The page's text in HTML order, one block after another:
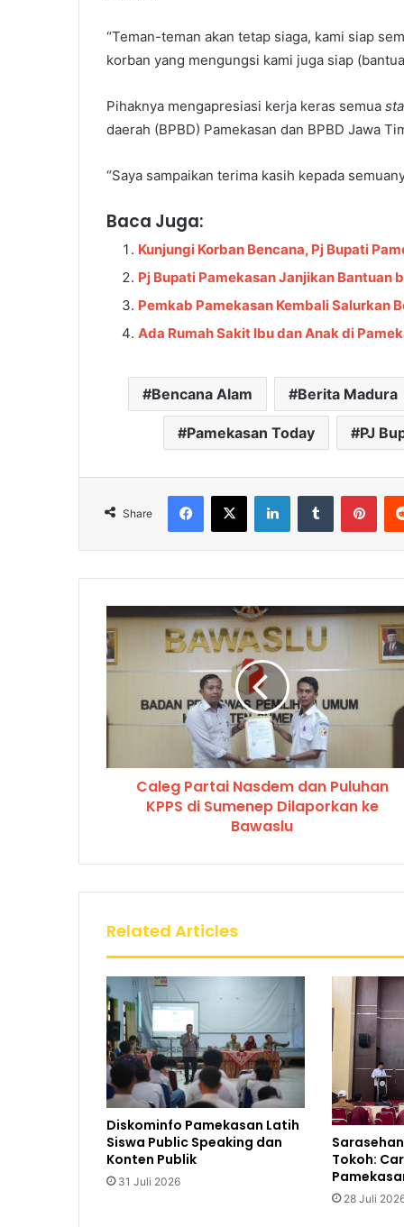
“Teman-teman akan tetap siaga, kami siap
korban yang mengungsi kami juga siap
Pihaknya mengapresiasi kerja keras semua
daerah (BPBD) Pamekasan dan BPBD Jawa
“Saya sampaikan terima kasih kepada
Baca Juga:
Kunjungi Korban Bencana, Pj Bupati
Pj Bupati Pamekasan Janjikan Bantuan
Pemkab Pamekasan Kembali Salurkan
Ada Rumah Sakit Ibu dan Anak di
Bencana Alam Berita Madura
Pamekasan Today PJ
Share
Caleg Partai Nasdem dan Puluhan
KPPS di Sumenep Dilaporkan ke
Bawaslu
Related Articles
Diskominfo Pamekasan Latih
Siswa Public Speaking dan
Konten Publik
31 Juli 2026
Tokoh:
28 Juli